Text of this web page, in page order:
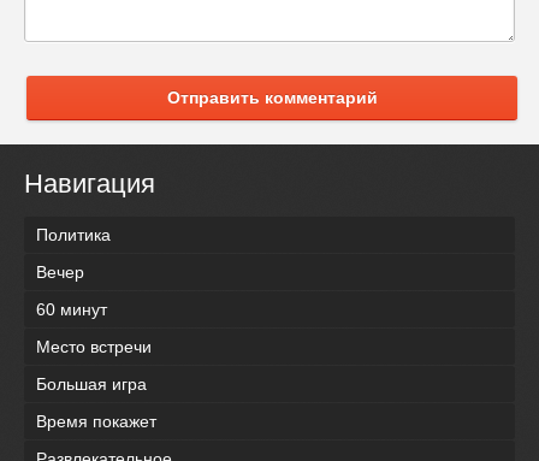
Отправить комментарий
Навигация
Политика
Вечер
60 минут
Место встречи
Большая игра
Время покажет